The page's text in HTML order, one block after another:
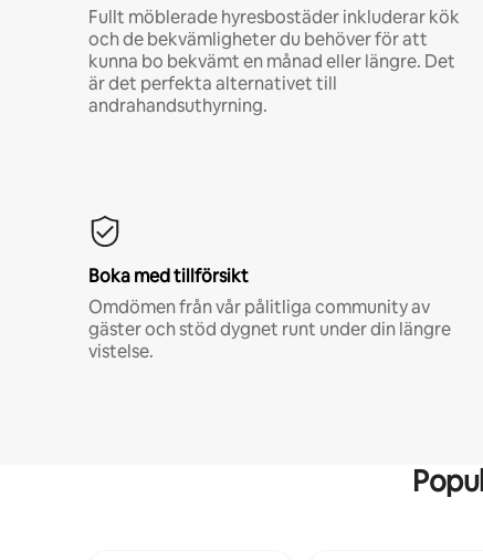
Fullt möblerade hyresbostäder inkluderar kök
och de bekvämligheter du behöver för att
kunna bo bekvämt en månad eller längre. Det
är det perfekta alternativet till
andrahandsuthyrning.
Boka med tillförsikt
Omdömen från vår pålitliga community av
gäster och stöd dygnet runt under din längre
vistelse.